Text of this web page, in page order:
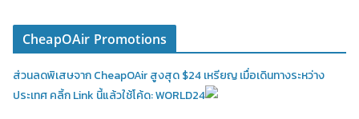
CheapOAir Promotions
ส่วนลดพิเสษจาก CheapOAir สูงสุด $24 เหรียญ เมื่อเดินทางระหว่าง
ประเทศ คลิ้ก Link นี้แล้วใช้โค้ด: WORLD24